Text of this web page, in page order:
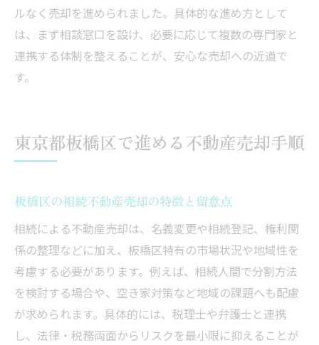
税理士や弁護士と進める安心の相続対策
不動産売却サポートの実際の流れを紹介
専門家との連携で理想の不動産売却を実現
ルなく売却を進められました。具体的な進め方として
は、まず相談窓口を設け、必要に応じて複数の専門家と
連携する体制を整えることが、安心な売却への近道で
す。
東京都板橋区で進める不動産売却手順
板橋区の相続不動産売却の特徴と留意点
相続による不動産売却は、名義変更や相続登記、権利関
係の整理などに加え、板橋区特有の市場状況や地域性を
考慮する必要があります。例えば、相続人間で分割方法
を検討する場合や、空き家対策など地域の課題へも配慮
が求められます。具体的には、税理士や弁護士と連携
し、法律・税務両面からリスクを最小限に抑えることが